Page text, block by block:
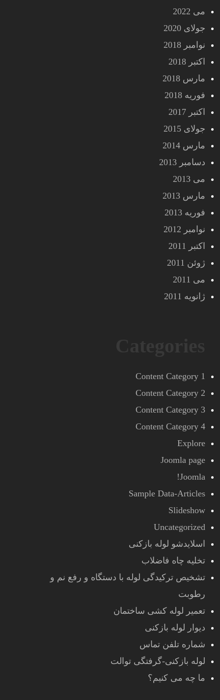
می 2022
جولای 2020
نوامبر 2018
اکتبر 2018
مارس 2018
فوریه 2018
اکتبر 2017
جولای 2015
مارس 2014
دسامبر 2013
می 2013
مارس 2013
فوریه 2013
نوامبر 2012
اکتبر 2011
ژوئن 2011
می 2011
ژانویه 2011
Content Category 1
Content Category 2
Content Category 3
Content Category 4
Explore
Joomla page
Joomla!
Sample Data-Articles
Slideshow
Uncategorized
اسلایدشو لوله بازکنی
تخلیه چاه فاضلاب
تشخیص ترکیدگی لوله با دستگاه و رفع نم و
رطوبت
تعمیر لوله کشی ساختمان
دیوار لوله بازکنی
شماره تلفن تماس
لوله بازکنی-گرفتگی توالت
ما چه می کنیم؟